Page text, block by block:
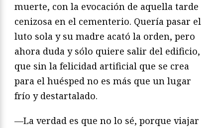
muerte, con la evocación de aquella tarde
cenizosa en el cementerio. Quería pasar el
luto sola y su madre acató la orden, pero
ahora duda y sólo quiere salir del edificio,
que sin la felicidad artificial que se crea
para el huésped no es más que un lugar
frío y destartalado.
—La verdad es que no lo sé, porque viajar